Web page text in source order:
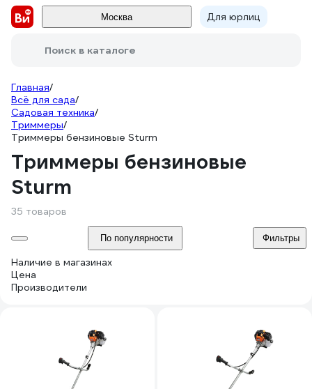
Москва Для юрлиц
Поиск в каталоге
Главная/
Всё для сада/
Садовая техника/
Триммеры/
Триммеры бензиновые Sturm
Триммеры бензиновые
Sturm
35 товаров
По популярности Фильтры
Наличие в магазинах
Цена
Производители